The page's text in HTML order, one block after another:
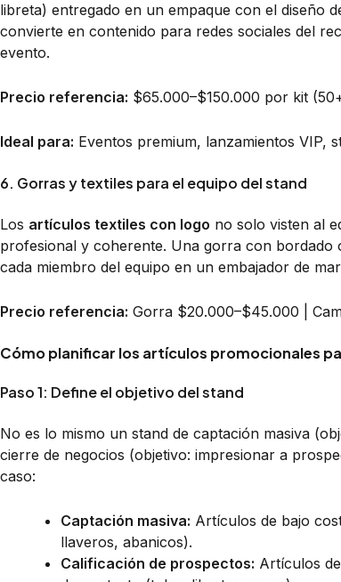
libreta) entregado en un empaque con el diseño
convierte en contenido para redes sociales del
evento.
Precio referencia: $65.000–$150.000 por kit
Ideal para: Eventos premium, lanzamientos VIP,
6. Gorras y textiles para el equipo del stand
Los artículos textiles con logo no solo visten al
profesional y coherente. Una gorra con
cada miembro del equipo en un embajador de
Precio referencia: Gorra $20.000–$45.000 |
Cómo planificar los artículos promocionales
Paso 1: Define el objetivo del stand
No es lo mismo un stand de captación masiva
cierre de negocios (objetivo: impresionar a
caso:
Captación masiva: Artículos de bajo
llaveros, abanicos).
Calificación de prospectos: Artículos